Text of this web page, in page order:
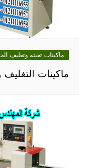
ماكينات تعبئة وتغليف
ماكينات